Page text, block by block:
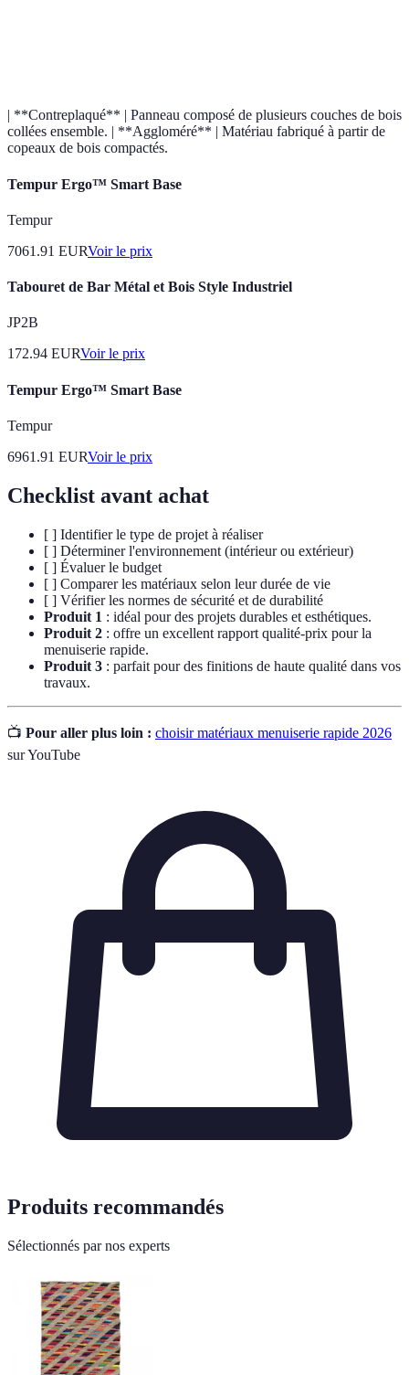
| **Contreplaqué** | Panneau composé de plusieurs couches de bois
collées ensemble. | **Aggloméré** | Matériau fabriqué à partir de
copeaux de bois compactés.
Tempur Ergo™ Smart Base
Tempur
7061.91 EURVoir le prix
Tabouret de Bar Métal et Bois Style Industriel
JP2B
172.94 EURVoir le prix
Tempur Ergo™ Smart Base
Tempur
6961.91 EURVoir le prix
Checklist avant achat
[ ] Identifier le type de projet à réaliser
[ ] Déterminer l'environnement (intérieur ou extérieur)
[ ] Évaluer le budget
[ ] Comparer les matériaux selon leur durée de vie
[ ] Vérifier les normes de sécurité et de durabilité
Produit 1 : idéal pour des projets durables et esthétiques.
Produit 2 : offre un excellent rapport qualité-prix pour la
menuiserie rapide.
Produit 3 : parfait pour des finitions de haute qualité dans vos
travaux.
📺 Pour aller plus loin : choisir matériaux menuiserie rapide 2026
sur YouTube
Produits recommandés
Sélectionnés par nos experts